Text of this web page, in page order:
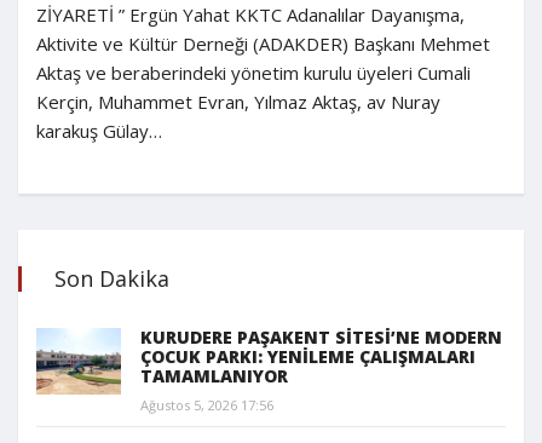
ZİYARETİ ” Ergün Yahat KKTC Adanalılar Dayanışma,
Aktivite ve Kültür Derneği (ADAKDER) Başkanı Mehmet
Aktaş ve beraberindeki yönetim kurulu üyeleri Cumali
Kerçin, Muhammet Evran, Yılmaz Aktaş, av Nuray
karakuş Gülay…
Son Dakika
KURUDERE PAŞAKENT SİTESİ’NE MODERN
ÇOCUK PARKI: YENİLEME ÇALIŞMALARI
TAMAMLANIYOR
Ağustos 5, 2026 17:56